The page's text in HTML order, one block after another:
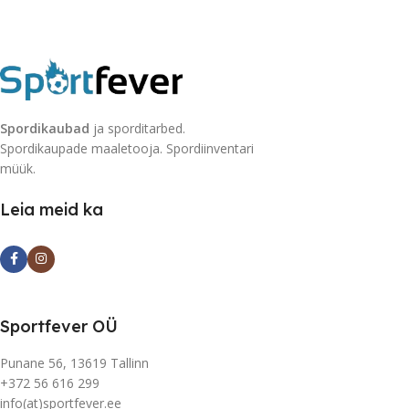
Spordikaubad ja sporditarbed.
Spordikaupade maaletooja. Spordiinventari
müük.
Leia meid ka
Sportfever OÜ
Punane 56, 13619 Tallinn
+372 56 616 299
info(at)sportfever.ee